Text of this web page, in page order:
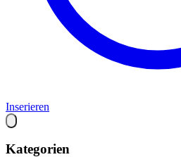
Inserieren
Kategorien